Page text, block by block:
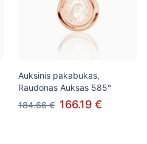
Auksinis pakabukas,
Raudonas Auksas 585°
184.66 € 166.19 €